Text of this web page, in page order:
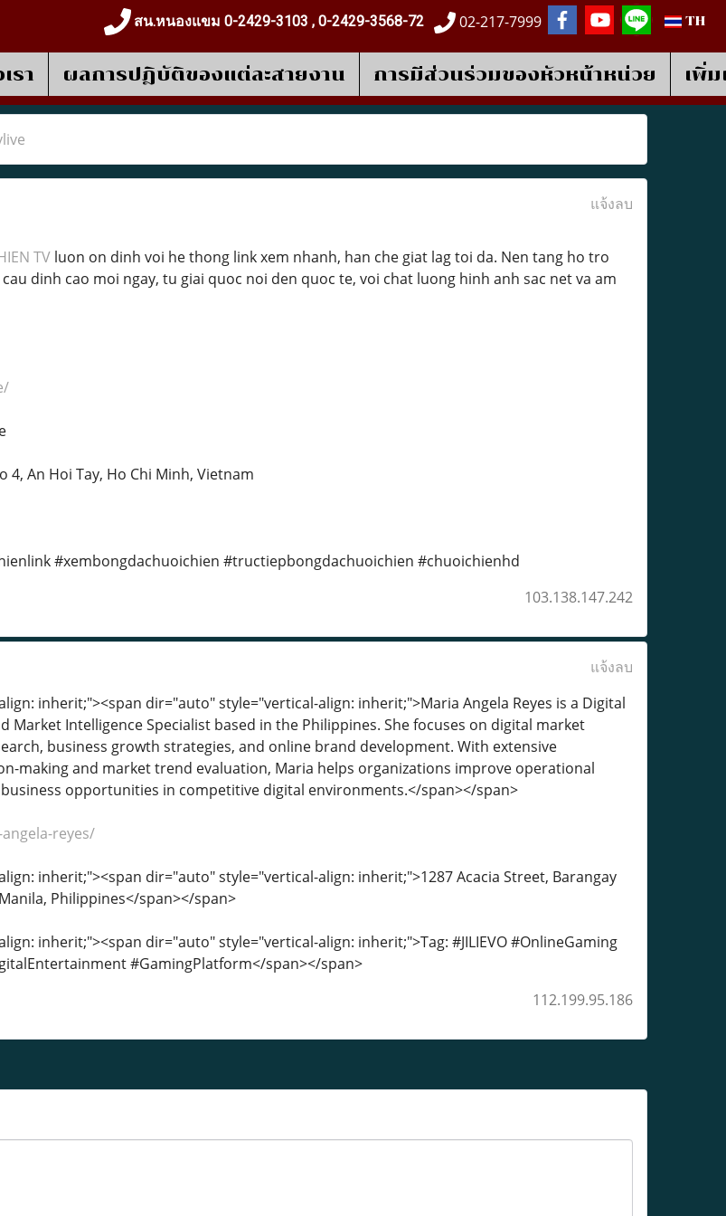
สน.หนองแขม 0-2429-3103 , 0-2429-3568-72 02-217-7999 TH
รา ผลการปฎิบัติของแต่ละสายงาน การมีส่วนร่วมของหัวหน้าหน่วย เพิ่
แจ้งลบ
TVluon on dinh voi he thong link xem nhanh, han che giat lag toi da. Nen tang ho tro
dinh cao moi ngay, tu giai quoc noi den quoc te, voi chat luong hinh anh sac net va am
4, An Hoi Tay, Ho Chi Minh, Vietnam
#xembongdachuoichien #tructiepbongdachuoichien #chuoichienhd
103.138.147.242
แจ้งลบ
inherit;"><span dir="auto" style="vertical-align: inherit;">Maria Angela Reyes is a Digital
Market Intelligence Specialist based in the Philippines. She focuses on digital market
business growth strategies, and online brand development. With extensive
making and market trend evaluation, Maria helps organizations improve operational
opportunities in competitive digital environments.</span></span>
reyes/
inherit;"><span dir="auto" style="vertical-align: inherit;">1287 Acacia Street, Barangay
Philippines</span></span>
inherit;"><span dir="auto" style="vertical-align: inherit;">Tag: #JILIEVO #OnlineGaming
#GamingPlatform</span></span>
112.199.95.186